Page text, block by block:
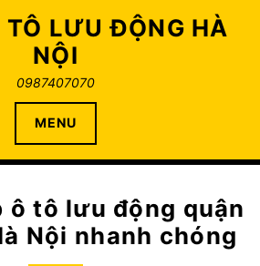
TÔ LƯU ĐỘNG HÀ
NỘI
0987407070
MENU
ô tô lưu động quận
Nội nhanh chóng